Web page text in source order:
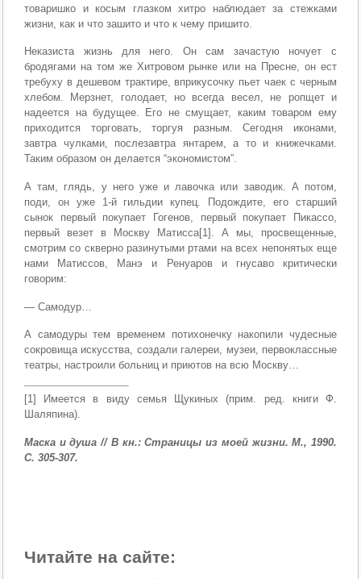
товаришко и косым глазком хитро наблюдает за стежками
жизни, как и что зашито и что к чему пришито.
Неказиста жизнь для него. Он сам зачастую ночует с
бродягами на том же Хитровом рынке или на Пресне, он ест
требуху в дешевом трактире, вприкусочку пьет чаек с черным
хлебом. Мерзнет, голодает, но всегда весел, не ропщет и
надеется на будущее. Его не смущает, каким товаром ему
приходится торговать, торгуя разным. Сегодня иконами,
завтра чулками, послезавтра янтарем, а то и книжечками.
Таким образом он делается “экономистом”.
А там, глядь, у него уже и лавочка или заводик. А потом,
поди, он уже 1-й гильдии купец. Подождите, его старший
сынок первый по­купает Гогенов, первый покупает Пикассо,
первый везет в Москву Матисса[1]. А мы, просвещенные,
смотрим со скверно разинутыми ртами на всех непонятых еще
нами Матиссов, Манэ и Ренуаров и гнусаво критически
говорим:
— Самодур…
А самодуры тем временем потихонечку накопили чудесные
сокровища искусства, создали галереи, музеи, первоклассные
театры, настроили больниц и приютов на всю Москву…
[1] Имеется в виду семья Щукиных (прим. ред. книги Ф.
Шаляпина).
Маска и душа // В кн.: Страницы из моей жизни. М., 1990.
С. 305-307.
Читайте на сайте: